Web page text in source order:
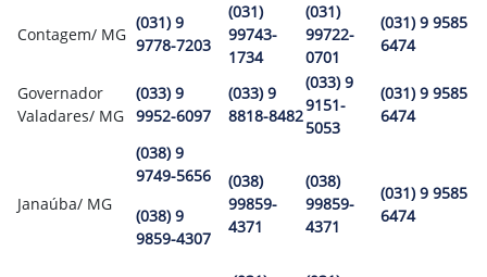
Contagem/ MG
(031) 9
9778-7203
(031)
99743-
1734
(031)
99722-
0701
(031) 9 9585
6474
Governador
Valadares/ MG
(033) 9
9952-6097
(033) 9
8818-8482
(033) 9
9151-
5053
(031) 9 9585
6474
Janaúba/ MG
(038) 9
9749-5656
(038) 9
9859-4307
(038)
99859-
4371
(038)
99859-
4371
(031) 9 9585
6474